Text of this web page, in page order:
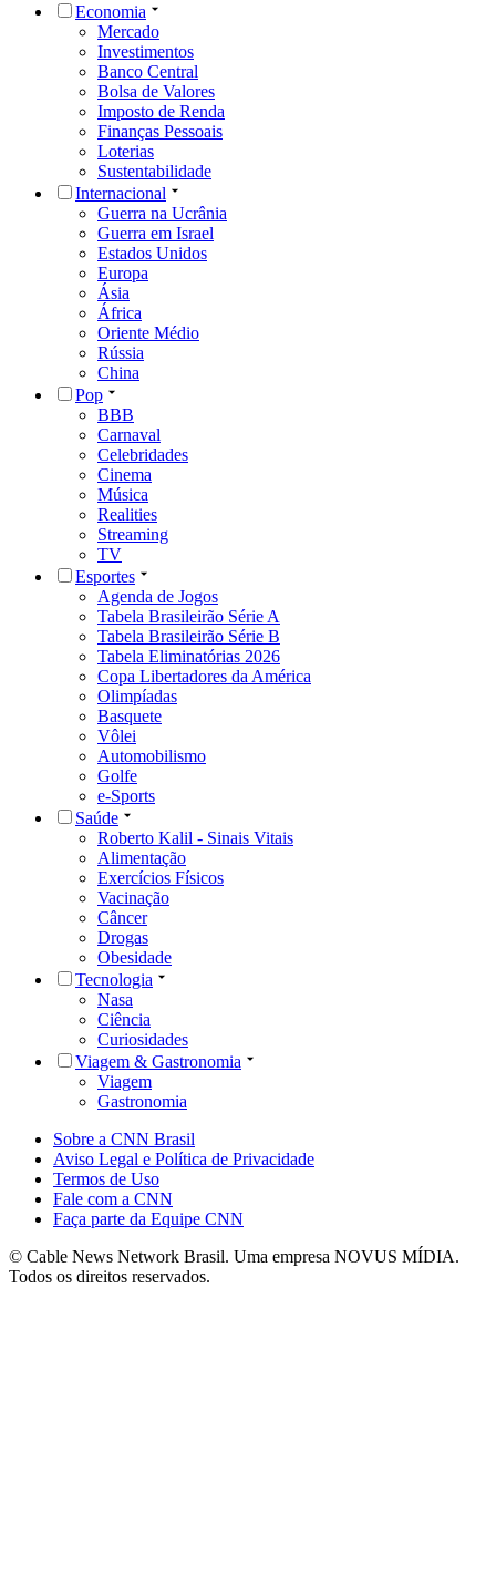
Economia
Mercado
Investimentos
Banco Central
Bolsa de Valores
Imposto de Renda
Finanças Pessoais
Loterias
Sustentabilidade
Internacional
Guerra na Ucrânia
Guerra em Israel
Estados Unidos
Europa
Ásia
África
Oriente Médio
Rússia
China
Pop
BBB
Carnaval
Celebridades
Cinema
Música
Realities
Streaming
TV
Esportes
Agenda de Jogos
Tabela Brasileirão Série A
Tabela Brasileirão Série B
Tabela Eliminatórias 2026
Copa Libertadores da América
Olimpíadas
Basquete
Vôlei
Automobilismo
Golfe
e-Sports
Saúde
Roberto Kalil - Sinais Vitais
Alimentação
Exercícios Físicos
Vacinação
Câncer
Drogas
Obesidade
Tecnologia
Nasa
Ciência
Curiosidades
Viagem & Gastronomia
Viagem
Gastronomia
Sobre a CNN Brasil
Aviso Legal e Política de Privacidade
Termos de Uso
Fale com a CNN
Faça parte da Equipe CNN
© Cable News Network Brasil. Uma empresa NOVUS MÍDIA.
Todos os direitos reservados.